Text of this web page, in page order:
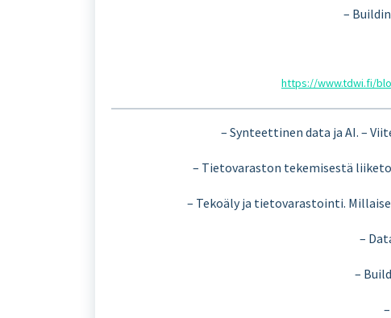
–
https://www.tdwi.fi/
– Synteettinen data ja AI. –
– Tietovaraston tekemisestä
– Tekoäly ja tietovarastointi.
–
–